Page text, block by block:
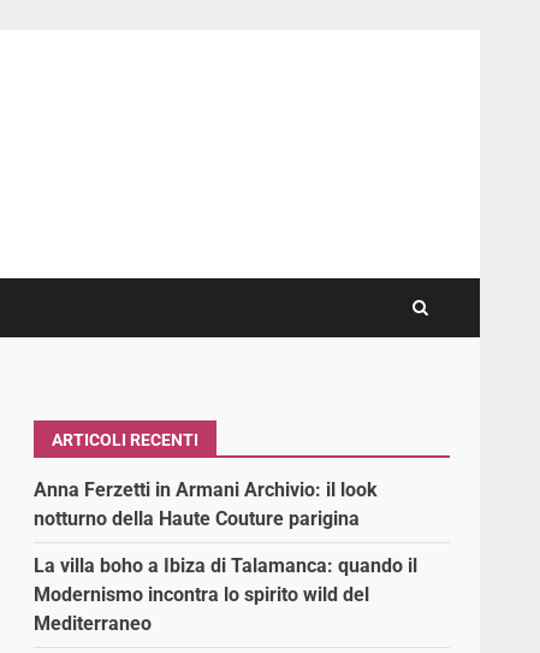
ARTICOLI RECENTI
Anna Ferzetti in Armani Archivio: il look
notturno della Haute Couture parigina
La villa boho a Ibiza di Talamanca: quando il
Modernismo incontra lo spirito wild del
Mediterraneo